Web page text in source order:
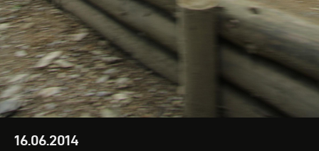
16.06.2014